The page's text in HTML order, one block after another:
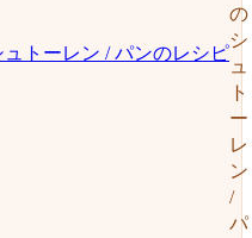
の
シ
ュ
ト
ー
レ
ン
/
パ